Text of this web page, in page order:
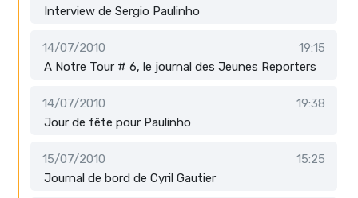
Interview de Sergio Paulinho
14/07/2010
19:15
A Notre Tour # 6, le journal des Jeunes Reporters
14/07/2010
19:38
Jour de fête pour Paulinho
15/07/2010
15:25
Journal de bord de Cyril Gautier